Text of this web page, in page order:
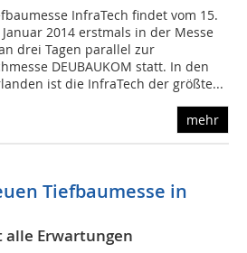
InfraTech findet vom 15.
2014 erstmals in der Messe
drei Tagen parallel zur
DEUBAUKOM statt. In den
ist die InfraTech der größte...
mehr
Tiefbaumesse in
Erwartungen